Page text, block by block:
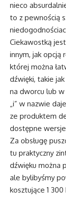
nieco
to z pewnością
Ciekawostką
innym, jak opcją
której można
dźwięki, takie
na dworcu lub
„i” w nazwie
ze produktem
dostępne wersje
Za obsługę
tu praktyczny
dźwięku można
ale bylibyśmy
kosztujące 1 300